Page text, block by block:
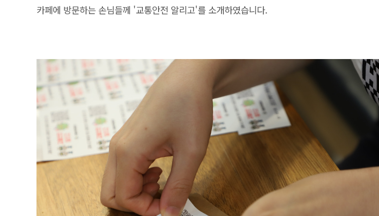
카페에 방문하는 손님들께 '교통안전 알리고'를 소개하였습니다.